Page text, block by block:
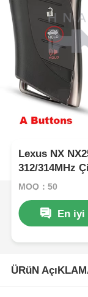
Lexus NX
312/314MHz
HYQ14FLC
MOQ：50
En iyi
ÜRüN